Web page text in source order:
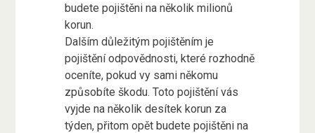
budete pojištěni na několik milionů
korun.
Dalším důležitým pojištěním je
pojištění odpovědnosti, které rozhodně
oceníte, pokud vy sami někomu
způsobíte škodu. Toto pojištění vás
vyjde na několik desítek korun za
týden, přitom opět budete pojištěni na